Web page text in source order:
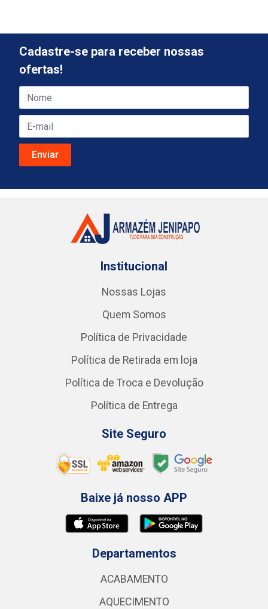
Cadastre-se para receber nossas
ofertas!
Institucional
Nossas Lojas
Quem Somos
Política de Privacidade
Política de Retirada em loja
Política de Troca e Devolução
Política de Entrega
Site Seguro
Baixe já nosso APP
Departamentos
ACABAMENTO
AQUECIMENTO